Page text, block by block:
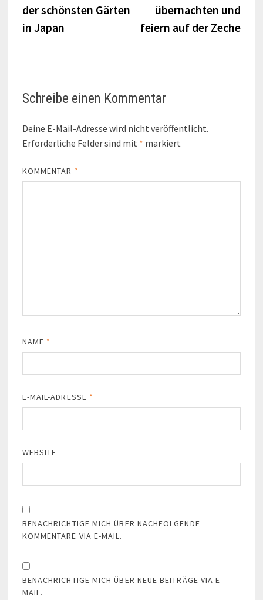
der schönsten Gärten
in Japan
übernachten und
feiern auf der Zeche
Schreibe einen Kommentar
Deine E-Mail-Adresse wird nicht veröffentlicht.
Erforderliche Felder sind mit * markiert
KOMMENTAR *
NAME *
E-MAIL-ADRESSE *
WEBSITE
BENACHRICHTIGE MICH ÜBER NACHFOLGENDE
KOMMENTARE VIA E-MAIL.
BENACHRICHTIGE MICH ÜBER NEUE BEITRÄGE VIA E-
MAIL.